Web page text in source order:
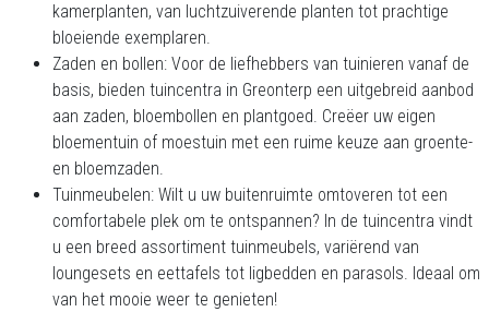
kamerplanten, van luchtzuiverende planten tot prachtige
bloeiende exemplaren.
Zaden en bollen: Voor de liefhebbers van tuinieren vanaf de
basis, bieden tuincentra in Greonterp een uitgebreid aanbod
aan zaden, bloembollen en plantgoed. Creëer uw eigen
bloementuin of moestuin met een ruime keuze aan groente-
en bloemzaden.
Tuinmeubelen: Wilt u uw buitenruimte omtoveren tot een
comfortabele plek om te ontspannen? In de tuincentra vindt
u een breed assortiment tuinmeubels, variërend van
loungesets en eettafels tot ligbedden en parasols. Ideaal om
van het mooie weer te genieten!